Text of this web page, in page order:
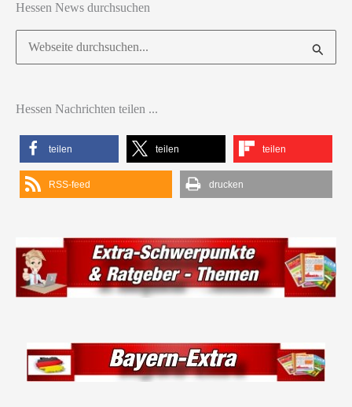
Hessen News durchsuchen
Suchen
nach:
Hessen Nachrichten teilen ...
teilen teilen teilen
RSS-feed drucken